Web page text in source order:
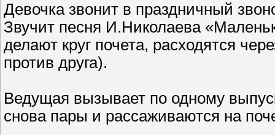
Девочка звонит в праздничный
Звучит песня И.Николаева
делают круг почета, расходятся
против друга).
Ведущая вызывает по одному
снова пары и рассаживаются на